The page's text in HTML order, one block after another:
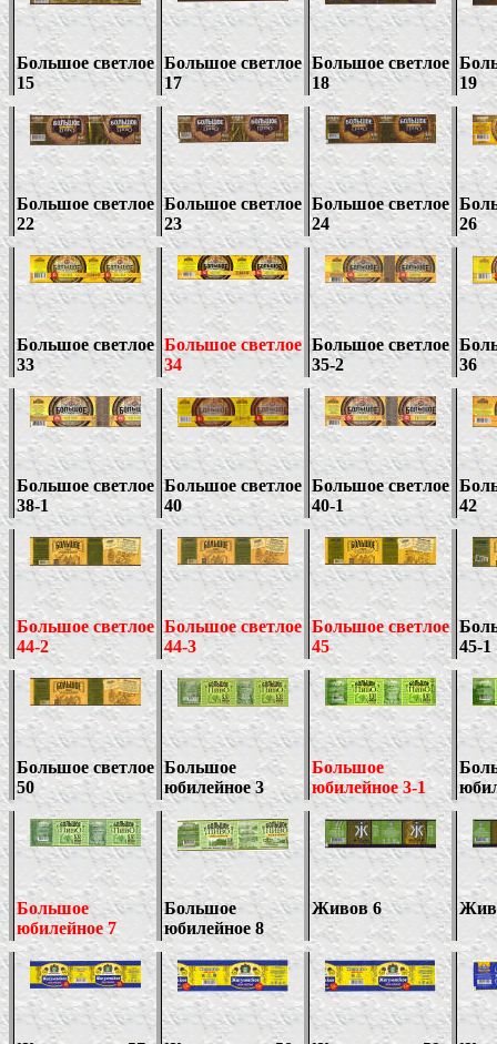
Большое светлое
15
Большое светлое
17
Большое светлое
18
19
Большое светлое
22
Большое светлое
23
Большое светлое
24
26
Большое светлое
33
Большое светлое
34
Большое светлое
35-2
36
Большое светлое
38-1
Большое светлое
40
Большое светлое
40-1
42
Большое светлое
44-2
Большое светлое
44-3
Большое светлое
45
45-1
Большое светлое
50
Большое
юбилейное 3
Большое
юбилейное 3-1
Большое
юбилейное 7
Большое
юбилейное 8
Живов 6